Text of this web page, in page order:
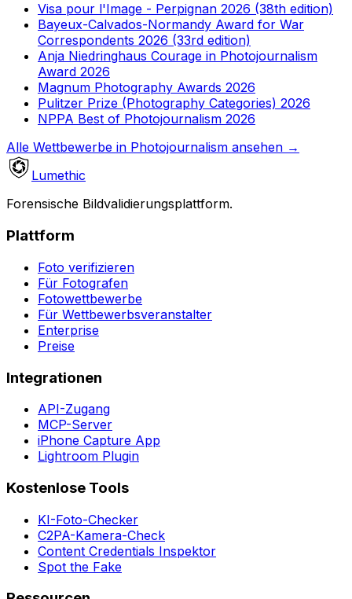
Visa pour l'Image - Perpignan 2026 (38th edition)
Bayeux-Calvados-Normandy Award for War
Correspondents 2026 (33rd edition)
Anja Niedringhaus Courage in Photojournalism
Award 2026
Magnum Photography Awards 2026
Pulitzer Prize (Photography Categories) 2026
NPPA Best of Photojournalism 2026
Alle Wettbewerbe in Photojournalism ansehen →
Lumethic
Forensische Bildvalidierungsplattform.
Plattform
Foto verifizieren
Für Fotografen
Fotowettbewerbe
Für Wettbewerbsveranstalter
Enterprise
Preise
Integrationen
API-Zugang
MCP-Server
iPhone Capture App
Lightroom Plugin
Kostenlose Tools
KI-Foto-Checker
C2PA-Kamera-Check
Content Credentials Inspektor
Spot the Fake